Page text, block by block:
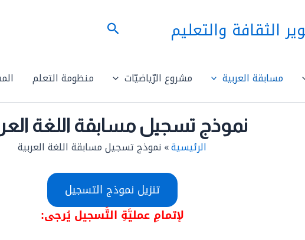
الثقافة والتعليم البحث
مسابقة العربية مشروع الرّياضيّات منظومة التعلم
نموذج تسجيل مسابقة اللغة
الرئيسية نموذج تسجيل مسابقة اللغة العربية
تنزيل نموذج التسجيل
لإتمامِ عمليَّةِ التَّسجيل يُرجى: